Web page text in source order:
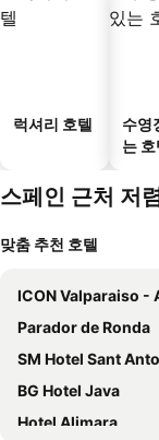
럭셔리 호텔
수영
는 호
스페인 근처 저
맞춤 추천 호텔
ICON Valparaiso -
Parador de Ronda
SM Hotel Sant
BG Hotel Java
Hotel Alimara